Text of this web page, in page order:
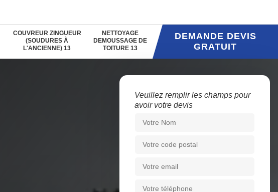
COUVREUR ZINGUEUR
(SOUDURES À
L'ANCIENNE) 13
NETTOYAGE
DEMOUSSAGE DE
TOITURE 13
DEMANDE DEVIS
GRATUIT
Veuillez remplir les champs pour
avoir votre devis